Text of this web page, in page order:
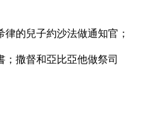
的兒子約沙法做通知官；
撒督和亞比亞他做祭司